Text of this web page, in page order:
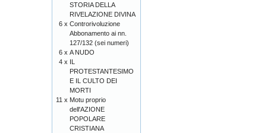
STORIA DELLA
RIVELAZIONE DIVINA
6 x Controrivoluzione
Abbonamento ai nn.
127/132 (sei numeri)
6 x A NUDO
4 x IL
PROTESTANTESIMO
E IL CULTO DEI
MORTI
11 x Motu proprio
dell'AZIONE
POPOLARE
CRISTIANA